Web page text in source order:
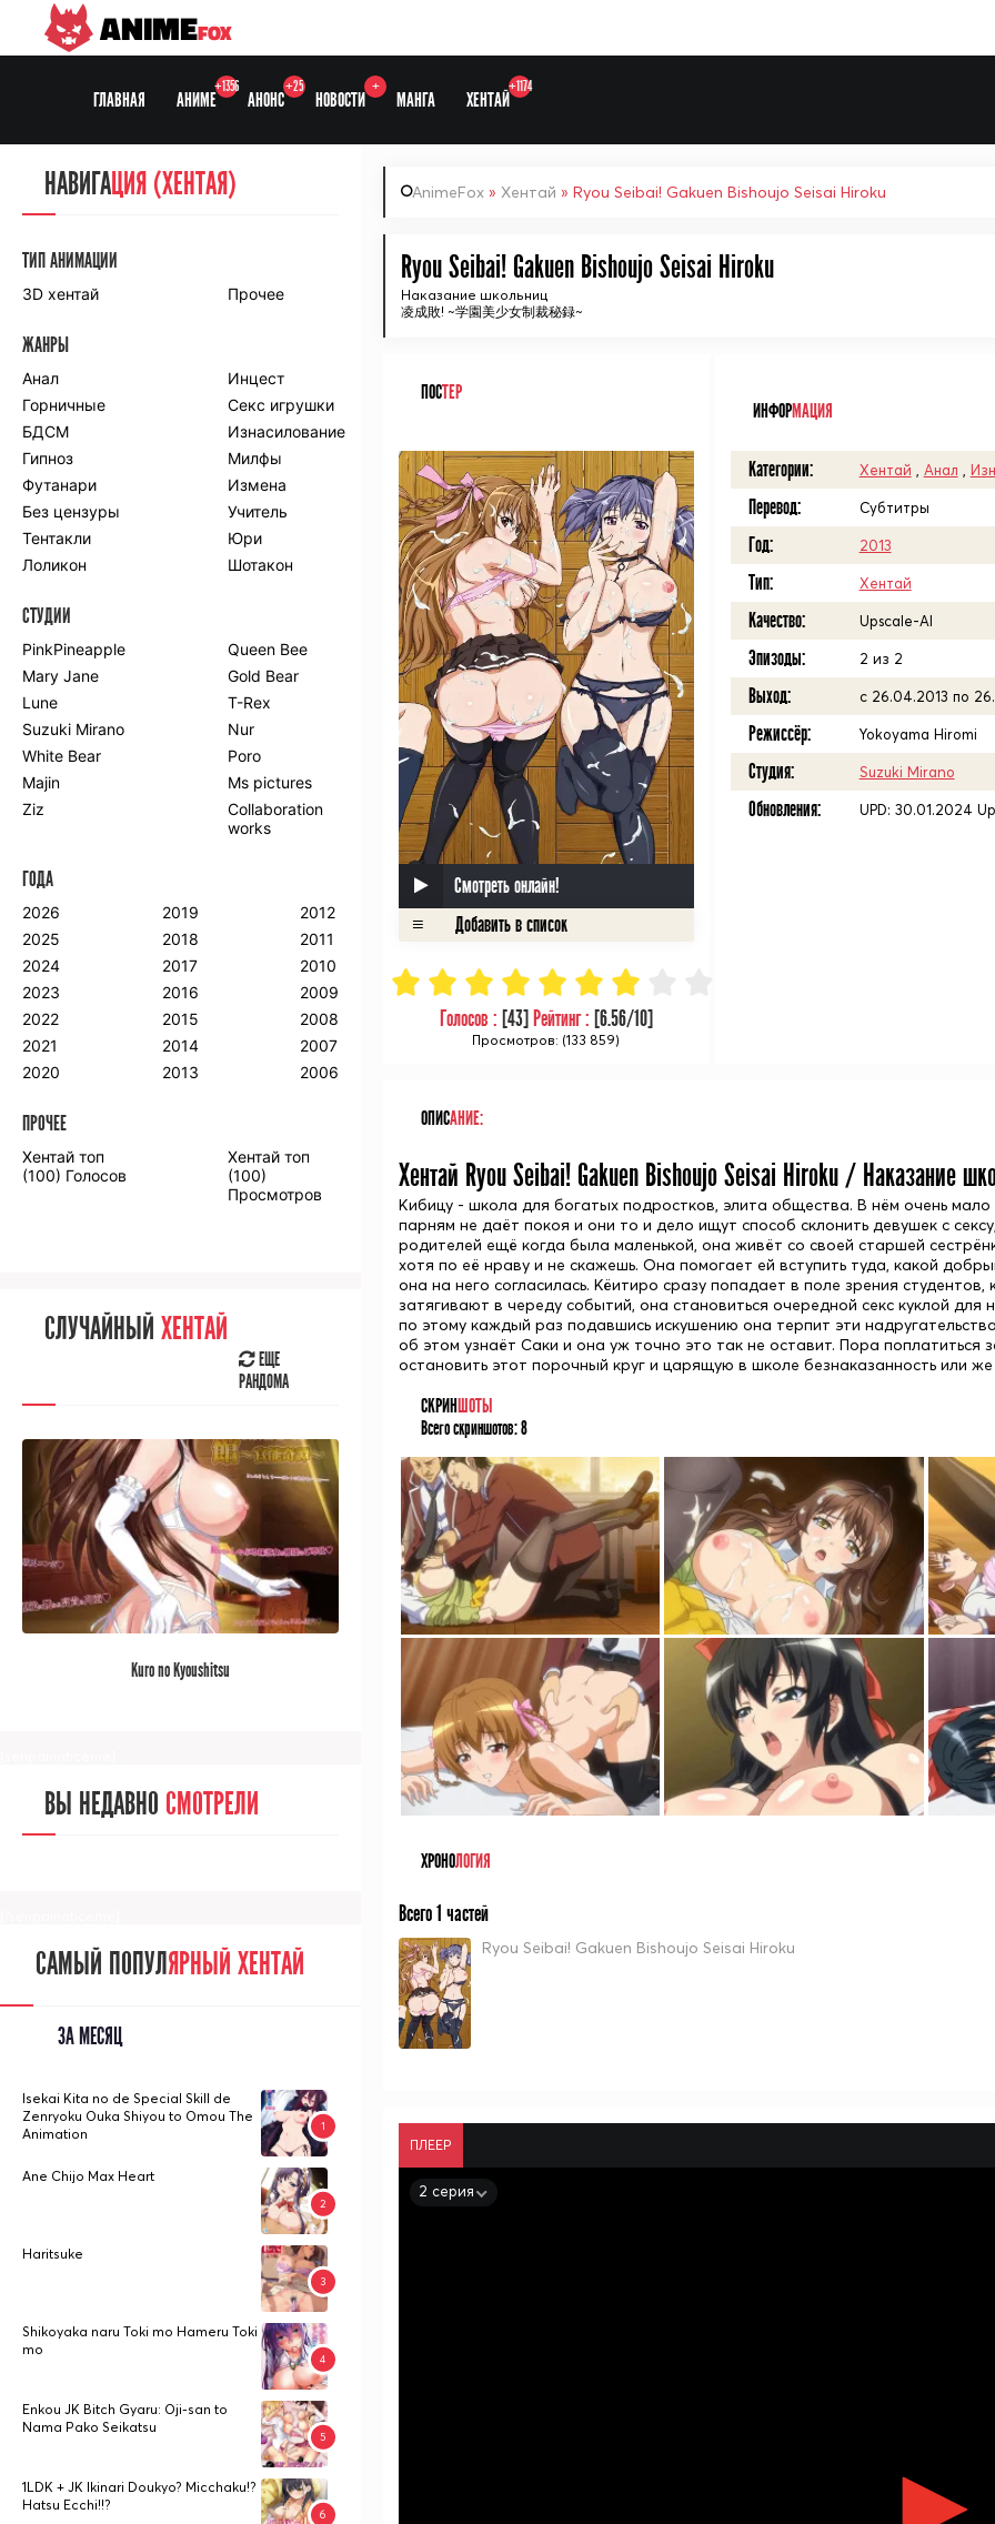
ANIMEFOX
ГЛАВНАЯ АНИМЕ
+1356
АНОНС
+25
НОВОСТИ
+
МАНГА ХЕНТАЙ
+1174
AnimeFox » Хентай » Ryou Seibai! Gakuen Bishoujo Seisai Hiroku
Ryou Seibai! Gakuen Bishoujo Seisai Hiroku
Наказание школьниц
凌成敗! ~学園美少女制裁秘録~
ПОСТЕР
Смотреть онлайн!
Голосов : [43] Рейтинг : [6.56/10]
Просмотров: (133 859)
ИНФОРМАЦИЯ
Категории: Хентай Анал
Перевод: Субтитры
Год: 2013
Тип: Хентай
Качество: Upscale-AI
Эпизоды: 2 из 2
Выход: с 26.04.2013 по
Режиссёр: Yokoyama Hiromi
Студия: Suzuki Mirano
Обновления: UPD: 30.01.2024
ОПИСАНИЕ:
Хентай Ryou Seibai! Gakuen Bishoujo Seisai Hiroku / Наказание
Кибицу - школа для богатых подростков, элита общества. В нём очень мало
парням не даёт покоя и они то и дело ищут способ склонить девушек с
родителей ещё когда была маленькой, она живёт со своей старшей
хотя по её нраву и не скажешь. Она помогает ей вступить туда, какой
она на него согласилась. Кёитиро сразу попадает в поле зрения
затягивают в череду событий, она становиться очередной секс куклой
по этому каждый раз подавшись искушению она терпит эти
об этом узнаёт Саки и она уж точно это так не оставит. Пора поплатиться
остановить этот порочный круг и царящую в школе безнаказанность или
СКРИНШОТЫ
Всего скриншотов:8
ХРОНОЛОГИЯ
Всего 1 частей
Ryou Seibai! Gakuen Bishoujo Seisai Hiroku
ПЛЕЕР
2 серия
НАВИГАЦИЯ
СЕЗОНЫ
Anidub
Animedia
Kansai studio
Onibaku
Shiza project
ПО ЖАНРАМ
Комедия
Приключения
Романтика
Школа
Этти
Боевые
искусства
Гарем
Драма
Игры
Исторический
Магия
Фантастика
Фэнтези
Мистика
Попаданцы в
другой мир
Хентай
ПО ГОДУ
2023
2022
2021
2020
2019
2018
2017
2016
2013
2012
2011
2010
2009
2008
2005
2004
2003
2002
2001
2000
ПРОЧЕЕ
Аниме фильмы Аниме OVA
СЛУЧАЙНОЕ АНИМЕ
РАНДОМА
ВЫ НЕДАВНОСМОТРЕЛИ
[/senpainoticeme]
САМЫЙ ПОПУЛЯРНЫЙ АНИМЕ
НАВИГАЦИЯ (ХЕНТАЯ)
ТИП АНИМАЦИИ
3D хентай Прочее
ЖАНРЫ
Анал
Инцест
Горничные
Секс игрушки
БДСМ
Изнасилование
Гипноз
Милфы
Футанари
Измена
Без цензуры
Учитель
Тентакли
Юри
Лоликон
Шотакон
СТУДИИ
PinkPineapple
Queen Bee
Mary Jane
Gold Bear
Lune
T-Rex
Suzuki Mirano
Nur
White Bear
Poro
Majin
Ms pictures
Ziz
Collaboration
works
ГОДА
2026
2025
2024
2023
2022
2021
2020
2019
2018
2017
2016
2015
2014
2013
2012
2011
2010
2009
2008
2007
2006
ПРОЧЕЕ
Хентай топ
(100) Голосов
Хентай топ
(100)
Просмотров
СЛУЧАЙНЫЙ ХЕНТАЙ
ЕЩЕ
РАНДОМА
Kuro no Kyoushitsu
ВЫ НЕДАВНО СМОТРЕЛИ
САМЫЙ ПОПУЛЯРНЫЙ ХЕНТАЙ
ЗА МЕСЯЦ
Isekai Kita no de Special Skill de
Zenryoku Ouka Shiyou to Omou The
Animation
Ane Chijo Max Heart
Haritsuke
Shikoyaka naru Toki mo Hameru Toki
mo
Enkou JK Bitch Gyaru: Oji-san to
Nama Pako Seikatsu
1LDK + JK Ikinari Doukyo? Micchaku!?
Hatsu Ecchi!!?